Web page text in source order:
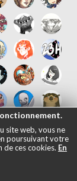
site web, vous ne
poursuivant votre
de ces cookies. En